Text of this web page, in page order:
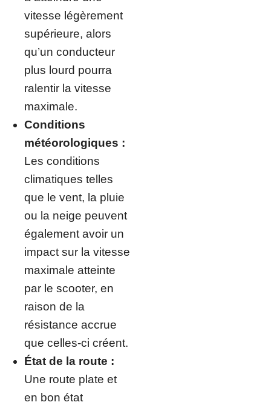
vitesse légèrement
supérieure, alors
qu’un conducteur
plus lourd pourra
ralentir la vitesse
maximale.
Conditions
météorologiques :
Les conditions
climatiques telles
que le vent, la pluie
ou la neige peuvent
également avoir un
impact sur la vitesse
maximale atteinte
par le scooter, en
raison de la
résistance accrue
que celles-ci créent.
État de la route :
Une route plate et
en bon état